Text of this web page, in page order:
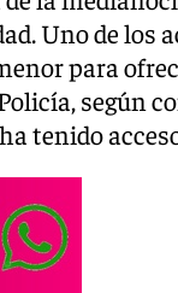
Uno de
para
según
tenido